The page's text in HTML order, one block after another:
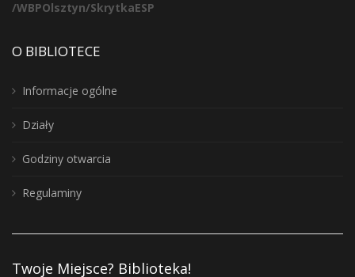
/WBPOlsztyn/SkrytkaESP
O BIBLIOTECE
Informacje ogólne
Działy
Godziny otwarcia
Regulaminy
Twoje Miejsce? Biblioteka!